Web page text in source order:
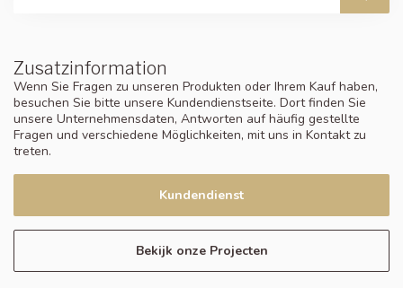
Zusatzinformation
Wenn Sie Fragen zu unseren Produkten oder Ihrem Kauf haben,
besuchen Sie bitte unsere Kundendienstseite. Dort finden Sie
unsere Unternehmensdaten, Antworten auf häufig gestellte
Fragen und verschiedene Möglichkeiten, mit uns in Kontakt zu
treten.
Kundendienst
Bekijk onze Projecten